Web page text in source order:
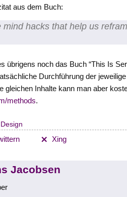
aus dem Buch:
hacks that help us
übrigens noch das Buch “This Is
Durchführung der
Inhalte kann man aber
methods.
Xing
Jacobsen